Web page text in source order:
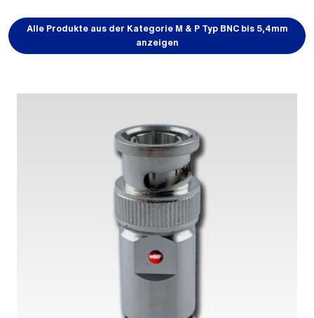
Alle Produkte aus der Kategorie M & P Typ BNC bis 5,4mm
anzeigen